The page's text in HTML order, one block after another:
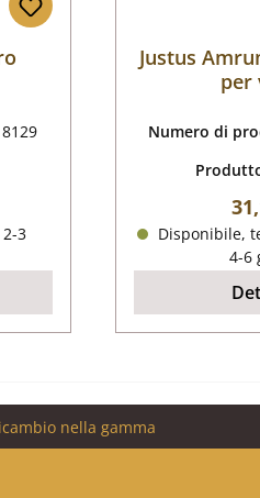
3
Justus
per
Numero di
Disponibile,
4-6
nella gamma